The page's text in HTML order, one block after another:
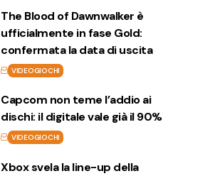
The Blood of Dawnwalker è
ufficialmente in fase Gold:
confermata la data di uscita
VIDEOGIOCHI
Capcom non teme l’addio ai
dischi: il digitale vale già il 90%
VIDEOGIOCHI
Xbox svela la line-up della